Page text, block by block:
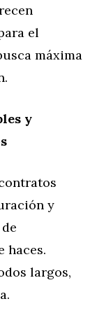
el
máxima
y
y
haces.
largos,